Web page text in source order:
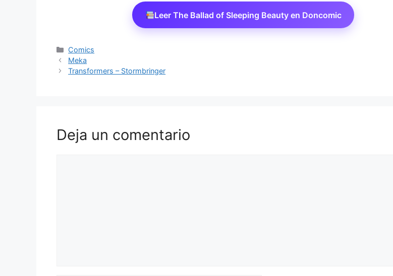
Leer The Ballad of Sleeping Beauty en Doncomic
Categorías
Comics
Meka
Transformers – Stormbringer
Deja un comentario